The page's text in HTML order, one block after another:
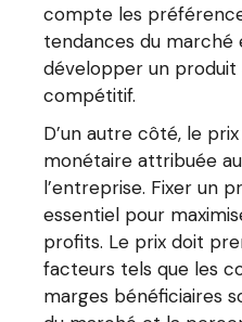
compte les
tendances du
développer un
compétitif.
D’un autre côté, le
monétaire attribuée
l’entreprise. Fixer un
essentiel pour
profits. Le prix doit
facteurs tels que les
marges bénéficiaires